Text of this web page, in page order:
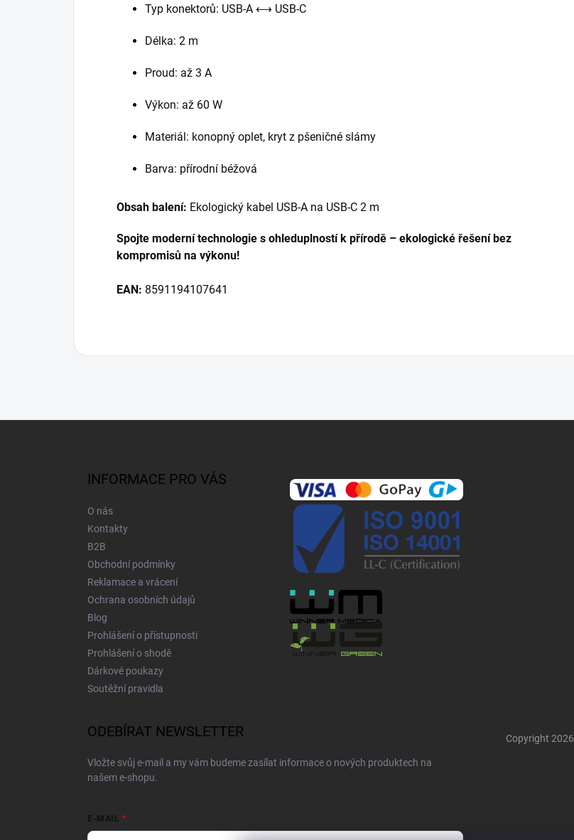
Typ konektorů: USB-A ⟷ USB-C
Délka: 2 m
Proud: až 3 A
Výkon: až 60 W
Materiál: konopný oplet, kryt z pšeničné slámy
Barva: přírodní béžová
Obsah balení: Ekologický kabel USB-A na USB-C 2 m
Spojte moderní technologie s ohleduplností k přírodě – ekologické řešení bez
kompromisů na výkonu!
EAN: 8591194107641
INFORMACE PRO VÁS
O nás
Kontakty
B2B
Obchodní podmínky
Reklamace a vrácení
Ochrana osobních údajů
Blog
Prohlášení o přístupnosti
Prohlášení o shodě
Dárkové poukazy
Soutěžní pravidla
ODEBÍRAT NEWSLETTER
Vložte svůj e-mail a my vám budeme zasílat informace o nových produktech na
našem e-shopu.
E-MAIL
Copyright 2026